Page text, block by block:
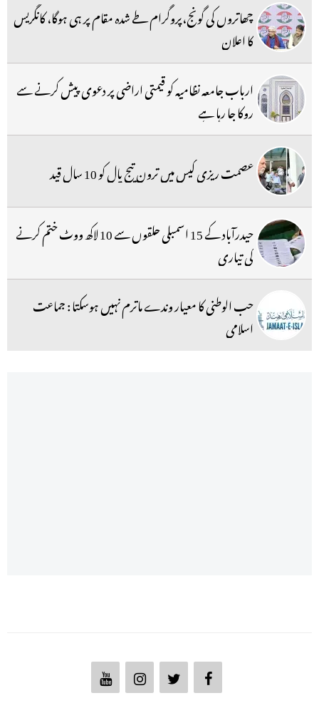
چھاتروں کی گونج،پروگرام طے شدہ مقام پر ہی ہوگا، کانگریس
کا اعلان
ارباب جامعہ نظامیہ کو قیمتی اراضی پر دعوی پیش کرنے سے
روکا جا رہا ہے
عصمت ریزی کیس میں ترون تیج پال کو 10 سال قید
حیدرآباد کے 15 اسمبلی حلقوں سے 10 لاکھ ووٹ ختم کرنے
کی تیاری
حب الوطنی کا معیار وندے ماترم نہیں ہوسکتا : جماعت
اسلامی